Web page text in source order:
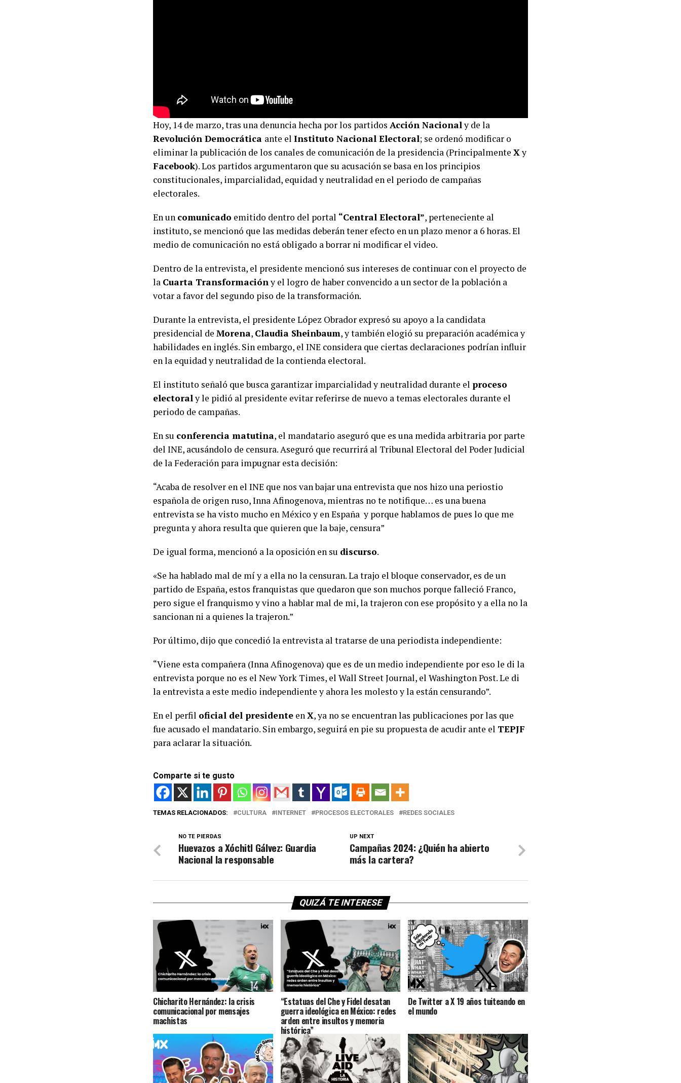
Hoy, 14 de marzo, tras una denuncia hecha por los partidos Acción Nacionaly de la
Revolución Democrática ante el Instituto Nacional Electoral; se ordenó modificar o
eliminar la publicación de los canales de comunicación de la presidencia (Principalmente Xy
Facebook). Los partidos argumentaron que su acusación se basa en los principios
constitucionales, imparcialidad, equidad y neutralidad en el periodo de campañas
electorales.
En un comunicado emitido dentro del portal “Central Electoral”, perteneciente al
instituto, se mencionó que las medidas deberán tener efecto en un plazo menor a 6 horas. El
medio de comunicación no está obligado a borrar ni modificar el video.
Dentro de la entrevista, el presidente mencionó sus intereses de continuar con el proyecto de
la Cuarta Transformacióny el logro de haber convencido a un sector de la población a
votar a favor del segundo piso de la transformación.
Durante la entrevista, el presidente López Obrador expresó su apoyo a la candidata
presidencial de Morena, Claudia Sheinbaum, y también elogió su preparación académica y
habilidades en inglés. Sin embargo, el INE considera que ciertas declaraciones podrían influir
en la equidad y neutralidad de la contienda electoral.
El instituto señaló que busca garantizar imparcialidad y neutralidad durante el proceso
electoraly le pidió al presidente evitar referirse de nuevo a temas electorales durante el
periodo de campañas.
En su conferencia matutina, el mandatario aseguró que es una medida arbitraria por parte
del INE, acusándolo de censura. Aseguró que recurrirá al Tribunal Electoral del Poder Judicial
de la Federación para impugnar esta decisión:
“Acaba de resolver en el INE que nos van bajar una entrevista que nos hizo una periostio
española de origen ruso, Inna Afinogenova, mientras no te notifique… es una buena
entrevista se ha visto mucho en México y en España y porque hablamos de pues lo que me
pregunta y ahora resulta que quieren que la baje, censura”
De igual forma, mencionó a la oposición en su discurso.
«Se ha hablado mal de mí y a ella no la censuran. La trajo el bloque conservador, es de un
partido de España, estos franquistas que quedaron que son muchos porque falleció Franco,
pero sigue el franquismo y vino a hablar mal de mi, la trajeron con ese propósito y a ella no la
sancionan ni a quienes la trajeron.”
Por último, dijo que concedió la entrevista al tratarse de una periodista independiente:
“Viene esta compañera (Inna Afinogenova) que es de un medio independiente por eso le di la
entrevista porque no es el New York Times, el Wall Street Journal, el Washington Post. Le di
la entrevista a este medio independiente y ahora les molesto y la están censurando”.
En el perfil oficial del presidente enX, ya no se encuentran las publicaciones por las que
fue acusado el mandatario. Sin embargo, seguirá en pie su propuesta de acudir ante el TEPJF
para aclarar la situación.
Comparte si te gusto
TEMAS RELACIONADOS: CULTURA INTERNET PROCESOS ELECTORALES REDES SOCIALES
UP NEXT
Campañas 2024: ¿Quién ha abierto
más la cartera?
NO TE PIERDAS
Huevazos a Xóchitl Gálvez: Guardia
Nacional la responsable
QUIZÁ TE INTERESE
Chicharito Hernández: la crisis
comunicacional por mensajes
machistas
“Estatuas del Che y Fidel desatan
guerra ideológica en México: redes
arden entre insultos y memoria
histórica”
De Twitter a X 19 años tuiteando en
el mundo